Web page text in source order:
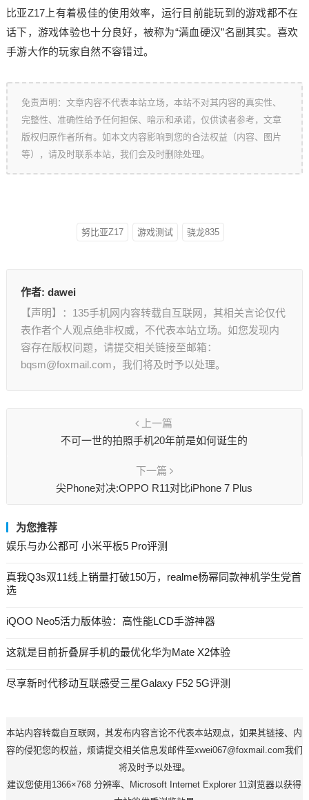
比亚Z17上有着极佳的使用效率，运行目前能玩到的游戏都不在
话下，游戏体验也十分良好，被称为“满血硬汉”名副其实。喜欢
手游大作的玩家自然不容错过。
免责声明：文章内容不代表本站立场，本站不对其内容的真实性、
完整性、准确性给予任何担保、暗示和承诺，仅供读者参考，文章
版权归原作者所有。如本文内容影响到您的合法权益（内容、图片
等），请及时联系本站，我们会及时删除处理。
努比亚Z17 游戏测试 骁龙835
作者: dawei
【声明】：135手机网内容转载自互联网，其相关言论仅代
表作者个人观点绝非权威，不代表本站立场。如您发现内
容存在版权问题，请提交相关链接至邮箱：
bqsm@foxmail.com，我们将及时予以处理。
上一篇
不可一世的拍照手机20年前是如何诞生的
下一篇
尖Phone对决:OPPO R11对比iPhone 7 Plus
为您推荐
娱乐与办公都可 小米平板5 Pro评测
真我Q3s双11线上销量打破150万，realme杨幂同款神机学生党首
选
iQOO Neo5活力版体验：高性能LCD手游神器
这就是目前折叠屏手机的最优化华为Mate X2体验
尽享新时代移动互联感受三星Galaxy F52 5G评测
本站内容转载自互联网，其发布内容言论不代表本站观点，如果其链接、内
容的侵犯您的权益，烦请提交相关信息发邮件至xwei067@foxmail.com我们
将及时予以处理。
建议您使用1366×768 分辨率、Microsoft Internet Explorer 11浏览器以获得